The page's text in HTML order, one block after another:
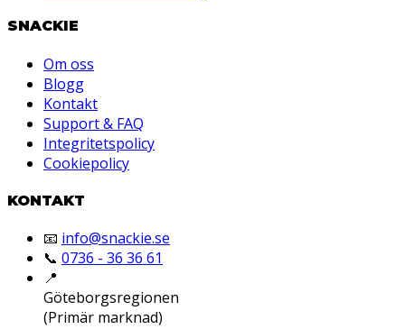
SNACKIE
Om oss
Blogg
Kontakt
Support & FAQ
Integritetspolicy
Cookiepolicy
KONTAKT
📧 info@snackie.se
📞 0736 - 36 36 61
📍
Göteborgsregionen
(Primär marknad)